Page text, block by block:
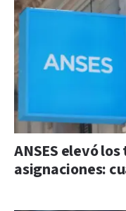
ANSES elevó
asignaciones: